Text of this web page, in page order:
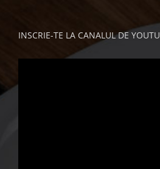
INSCRIE-TE LA CANALUL DE